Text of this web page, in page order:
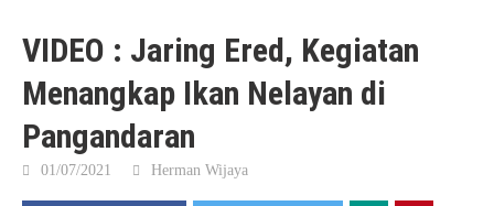
VIDEO : Jaring Ered, Kegiatan
Menangkap Ikan Nelayan di
Pangandaran
01/07/2021 Herman Wijaya